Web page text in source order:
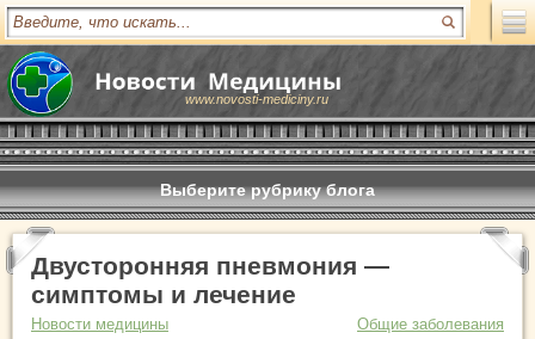
www.novosti-mediciny.ru
Выберите рубрику блога
Двусторонняя пневмония —
симптомы и лечение
Новости медицины Общие заболевания